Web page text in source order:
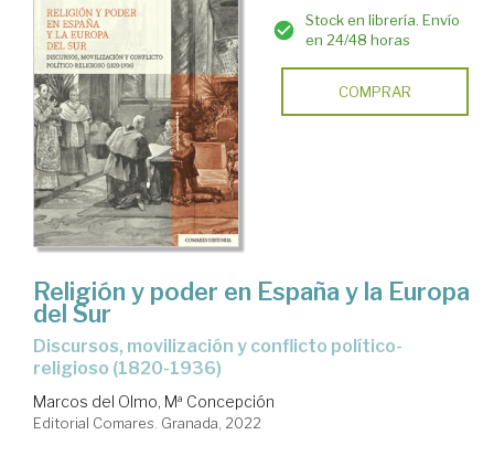
Stock en librería. Envío
en 24/48 horas
COMPRAR
Religión y poder en España y la Europa
del Sur
discursos, movilización y conflicto político-
religioso (1820-1936)
Marcos del Olmo, Mª Concepción
Editorial Comares. Granada, 2022